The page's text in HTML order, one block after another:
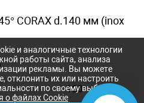
CORAX d.140 мм (inox
120
и аналогичные технологии
работы сайта, анализа
рекламы. Вы можете
отклонить их или настроить
по своему выбору.
о файлах Cookie